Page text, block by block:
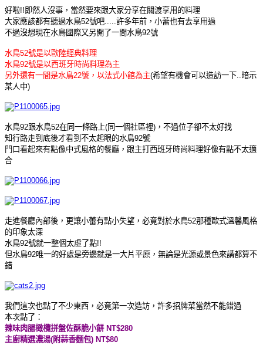
好啦!!即然人沒事，當然要來跟大家分享在關渡享用的料理
大家應該都有聽過水鳥52號吧.....許多年前，小蕾也有去享用過
不過沒想現在水鳥國際又另開了一間水鳥92號
水鳥52號是以歐陸經典料理
水鳥92號是以西班牙時尚料理為主
另外還有一間是水鳥22號，以法式小館為主(希望有機會可以造訪一下..暗示
某人中)
水鳥92跟水鳥52在同一條路上(同一個社區裡)，不過位子卻不太好找
知行路走到底後才看到不太起眼的水鳥92號
門口看起來有點像中式風格的餐廳，跟主打西班牙時尚料理好像有點不太適
合
走進餐廳內部後，更讓小蕾有點小失望，必竟對於水鳥52那種歐式溫馨風格
的印象太深
水鳥92號就一整個太虛了點!!
但水鳥92唯一的好處是旁邊就是一大片平原，無論是光源或景色來講都算不
錯
我們這次也點了不少東西，必竟第一次造訪，許多招牌菜當然不能錯過
本次點了：
辣味肉腸橄欖拼盤佐酥脆小餅 NT$280
主廚精選濃湯(附蒜香麵包) NT$80